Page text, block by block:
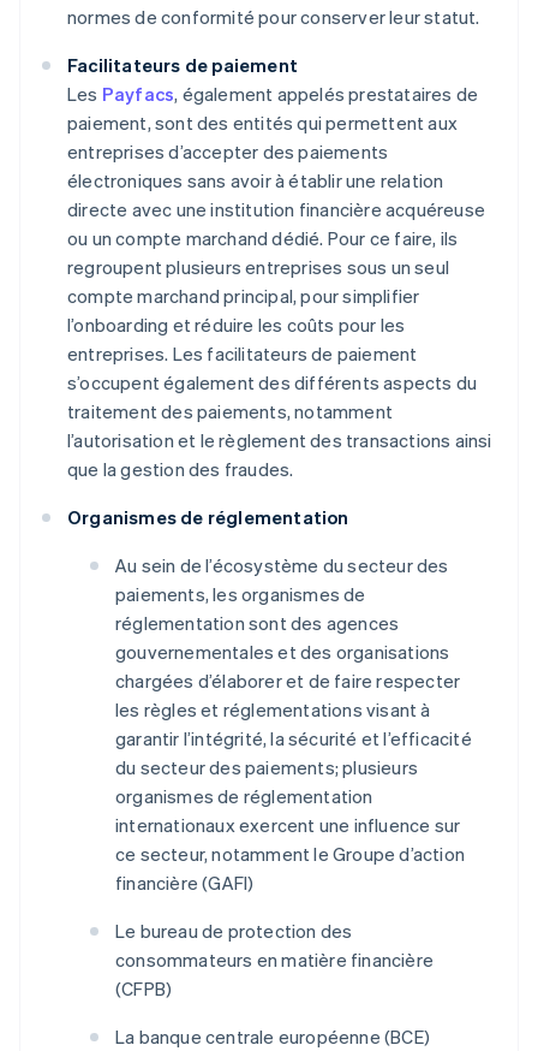
normes de conformité pour conserver leur statut.
Facilitateurs de paiement
Les Payfacs, également appelés prestataires de
paiement, sont des entités qui permettent aux
entreprises d’accepter des paiements
électroniques sans avoir à établir une relation
directe avec une institution financière acquéreuse
ou un compte marchand dédié. Pour ce faire, ils
regroupent plusieurs entreprises sous un seul
compte marchand principal, pour simplifier
l’onboarding et réduire les coûts pour les
entreprises. Les facilitateurs de paiement
s’occupent également des différents aspects du
traitement des paiements, notamment
l’autorisation et le règlement des transactions ainsi
que la gestion des fraudes.
Organismes de réglementation
Au sein de l’écosystème du secteur des
paiements, les organismes de
réglementation sont des agences
gouvernementales et des organisations
chargées d’élaborer et de faire respecter
les règles et réglementations visant à
garantir l’intégrité, la sécurité et l’efficacité
du secteur des paiements; plusieurs
organismes de réglementation
internationaux exercent une influence sur
ce secteur, notamment le Groupe d’action
financière (GAFI)
Le bureau de protection des
consommateurs en matière financière
(CFPB)
La banque centrale européenne (BCE)